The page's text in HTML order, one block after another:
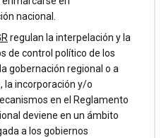
nacional.
regulan la interpelación y la
de control político de los
gobernación regional o a
la incorporación y/o
en el Reglamento
deviene en un ámbito
a los gobiernos